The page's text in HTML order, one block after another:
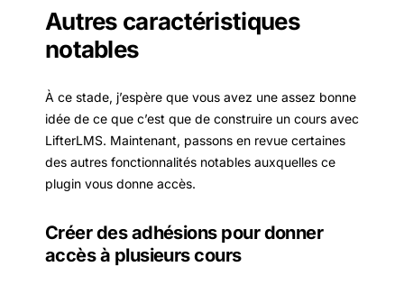
Autres caractéristiques
notables
À ce stade, j’espère que vous avez une assez bonne
idée de ce que c’est que de construire un cours avec
LifterLMS. Maintenant, passons en revue certaines
des autres fonctionnalités notables auxquelles ce
plugin vous donne accès.
Créer des adhésions pour donner
accès à plusieurs cours